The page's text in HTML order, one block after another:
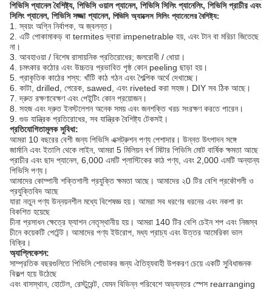
পিভিসি প্যানেল বৈশিষ্ট্য, পিভিসি ওয়াল প্যানেল, পিভিসি সিলিং প্যানেলিং, পিভিসি প্রাচীর এবং
সিলিং প্যানেল, পিভিসি সজ্জা প্যানেল, পিভিসি অ্যাক্সেস সিলিং প্যানেলের বৈশিষ্ট্য:
1. স্বয়ং অগ্নি নির্বাপক, অ জ্বলন্ত।
2. এটি পোকামাকড় বা termites দ্বারা impenetrable হয়, এবং টান বা মরিচা জিতেছে
না।
3. আবহাওয়া / বিশেষ রাসায়নিক প্রতিরোধের; জলরোধী / ধোয়া।
4. চমৎকার কঠোর এবং উচ্চতর প্রভাবিত পৃষ্ঠ কোন peeling ছাড়া হয়।
5. প্রাকৃতিক কাঠের শস্য: খাঁটি কাঠ গঠন এবং শৈল্পিক অর্থে দেখাচ্ছে।
6. কাটা, drilled, পেরেক, sawed, এবং riveted করা সহজ। DIY সব ঠিক আছে।
7. দ্রুত রক্ষণাবেক্ষণ এবং পেইন্টিং কোন প্রয়োজন।
8. সহজ এবং দ্রুত ইনস্টলেশন অনেক সময় এবং জনশক্তি খরচ সংরক্ষণ করতে পারেন।
9. গুড যান্ত্রিক প্রতিরোধের, সব যান্ত্রিক বৈশিষ্ট্য টেকসই।
প্রতিযোগিতামূলক সুবিধা:
আমরা 10 বছরের বেশী জন্য পিভিসি এক্সট্রুশন পণ্য পেশাদার। উন্নত উৎপাদন সঙ্গে
জার্মানি এবং ইতালি থেকে লাইন, আমরা 5 মিলিয়ন বর্গ মিটার পিভিসি মোট বার্ষিক ক্ষমতা আছে
প্রাচীর এবং ছাদ প্যানেল, 6,000 এমটি প্লাস্টিকের কাঠ পণ্য, এবং 2,000 এমটি অন্যান্য
পিভিসি পণ্য।
আমাদের কোম্পানী শক্তিশালী প্রযুক্তি ক্ষমতা আছে। আমাদের ২0 টির বেশি প্রকৌশলী ও
প্রযুক্তিবিদ আছে
যারা নতুন পণ্য উন্নয়নশীল মধ্যে বিশেষজ্ঞ হয়। আমরা সব ধরণের ধরনের এবং নকশা রং
বিকশিত হয়েছে
চীনা প্রসাধন ক্ষেত্রে ফ্যাশন নেতৃস্থানীয় হয়। আমরা 140 টির বেশি চেইন শপ এবং নিজস্ব
চীনে কয়েকটি পেটেন্ট। আমাদের পণ্য ইউরোপ, মধ্য প্রাচ্য এবং উত্তর আমেরিকা ভাল
বিক্রি।
অ্যাপ্লিকেশন:
সাম্প্রতিক বছরগুলিতে পিভিসি শোভাকর জন্য ঐতিহ্যবাহী উপকরণ চেয়ে একটি সুবিধাজনক
বিকল্প হয়ে উঠেছে
এবং বাসস্থান, হোটেল, রেস্টুরেন্ট, যেমন বিভিন্ন পরিবেশে অভ্যন্তর স্পেস rearranging